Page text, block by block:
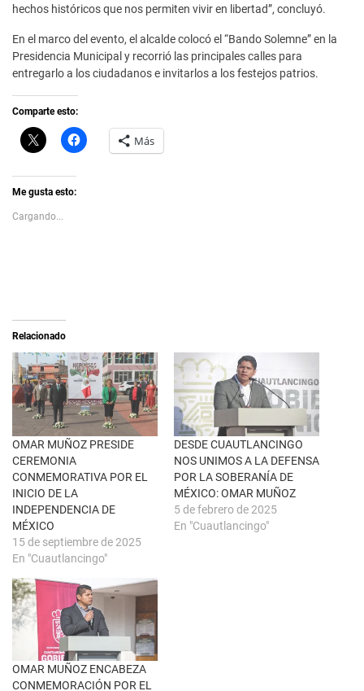
hechos históricos que nos permiten vivir en libertad”, concluyó.
En el marco del evento, el alcalde colocó el “Bando Solemne” en la
Presidencia Municipal y recorrió las principales calles para
entregarlo a los ciudadanos e invitarlos a los festejos patrios.
Comparte esto:
C
l
k
t
s
h
e
b
r
e
e
n
u
n
a
v
e
n
t
a
n
a
n
u
e
v
a
)
H
a
e
n
F
a
c
e
b
o
o
k
e
r
e
n
u
n
v
e
n
t
a
n
n
u
e
v
Más
Me gusta esto:
Cargando...
Relacionado
OMAR MUÑOZ PRESIDE
CEREMONIA
CONMEMORATIVA POR EL
INICIO DE LA
INDEPENDENCIA DE
MÉXICO
15 de septiembre de 2025
En "Cuautlancingo"
DESDE CUAUTLANCINGO
NOS UNIMOS A LA DEFENSA
POR LA SOBERANÍA DE
MÉXICO: OMAR MUÑOZ
5 de febrero de 2025
En "Cuautlancingo"
OMAR MUÑOZ ENCABEZA
CONMEMORACIÓN POR EL